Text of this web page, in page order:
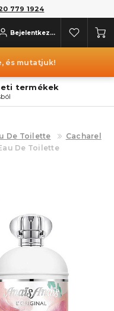
779 1924
Bejelentkezés
és mutatjuk!
termékek
De Toilette
Cacharel
De Toilette